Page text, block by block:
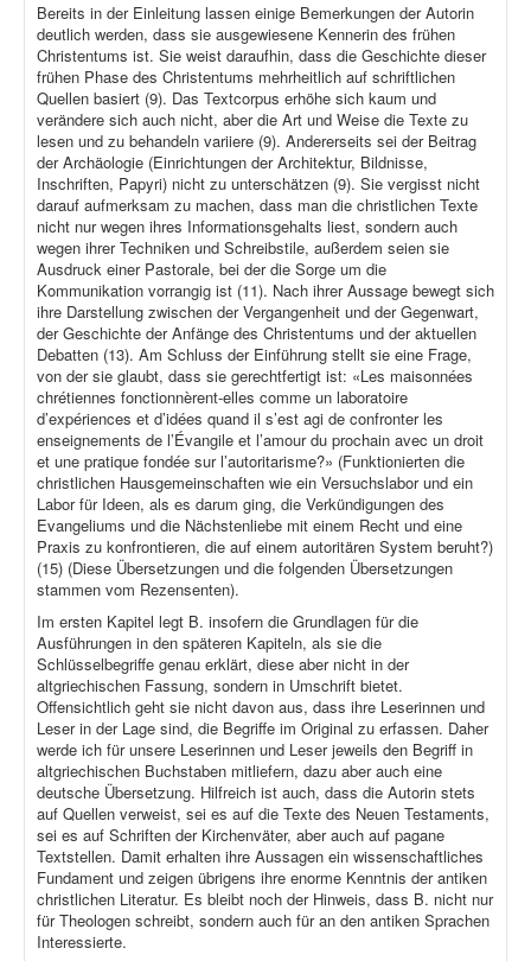
Bereits in der Einleitung lassen einige Bemerkungen der Autorin
deutlich werden, dass sie ausgewiesene Kennerin des frühen
Christentums ist. Sie weist daraufhin, dass die Geschichte dieser
frühen Phase des Christentums mehrheitlich auf schriftlichen
Quellen basiert (9). Das Textcorpus erhöhe sich kaum und
verändere sich auch nicht, aber die Art und Weise die Texte zu
lesen und zu behandeln variiere (9). Andererseits sei der Beitrag
der Archäologie (Einrichtungen der Architektur, Bildnisse,
Inschriften, Papyri) nicht zu unterschätzen (9). Sie vergisst nicht
darauf aufmerksam zu machen, dass man die christlichen Texte
nicht nur wegen ihres Informationsgehalts liest, sondern auch
wegen ihrer Techniken und Schreibstile, außerdem seien sie
Ausdruck einer Pastorale, bei der die Sorge um die
Kommunikation vorrangig ist (11). Nach ihrer Aussage bewegt sich
ihre Darstellung zwischen der Vergangenheit und der Gegenwart,
der Geschichte der Anfänge des Christentums und der aktuellen
Debatten (13). Am Schluss der Einführung stellt sie eine Frage,
von der sie glaubt, dass sie gerechtfertigt ist: «Les maisonnées
chrétiennes fonctionnèrent-elles comme un laboratoire
d’expériences et d’idées quand il s’est agi de confronter les
enseignements de l’Évangile et l’amour du prochain avec un droit
et une pratique fondée sur l’autoritarisme?» (Funktionierten die
christlichen Hausgemeinschaften wie ein Versuchslabor und ein
Labor für Ideen, als es darum ging, die Verkündigungen des
Evangeliums und die Nächstenliebe mit einem Recht und eine
Praxis zu konfrontieren, die auf einem autoritären System beruht?)
(15) (Diese Übersetzungen und die folgenden Übersetzungen
stammen vom Rezensenten).
Im ersten Kapitel legt B. insofern die Grundlagen für die
Ausführungen in den späteren Kapiteln, als sie die
Schlüsselbegriffe genau erklärt, diese aber nicht in der
altgriechischen Fassung, sondern in Umschrift bietet.
Offensichtlich geht sie nicht davon aus, dass ihre Leserinnen und
Leser in der Lage sind, die Begriffe im Original zu erfassen. Daher
werde ich für unsere Leserinnen und Leser jeweils den Begriff in
altgriechischen Buchstaben mitliefern, dazu aber auch eine
deutsche Übersetzung. Hilfreich ist auch, dass die Autorin stets
auf Quellen verweist, sei es auf die Texte des Neuen Testaments,
sei es auf Schriften der Kirchenväter, aber auch auf pagane
Textstellen. Damit erhalten ihre Aussagen ein wissenschaftliches
Fundament und zeigen übrigens ihre enorme Kenntnis der antiken
christlichen Literatur. Es bleibt noch der Hinweis, dass B. nicht nur
für Theologen schreibt, sondern auch für an den antiken Sprachen
Interessierte.